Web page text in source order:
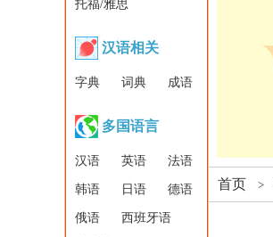
托福/雅思
汉语相关
字典 词典 成语
多国语言
汉语 英语 法语
韩语 日语 德语
俄语 西班牙语
首页 >